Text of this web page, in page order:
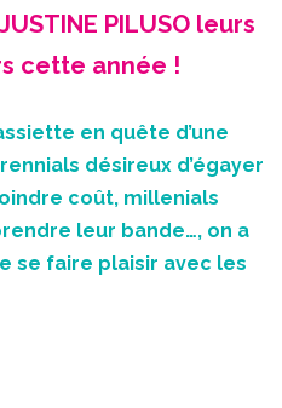
PILUSO leurs
cette année !
en quête d’une
désireux d’égayer
coût, millenials
leur bande…, on a
se faire plaisir avec les